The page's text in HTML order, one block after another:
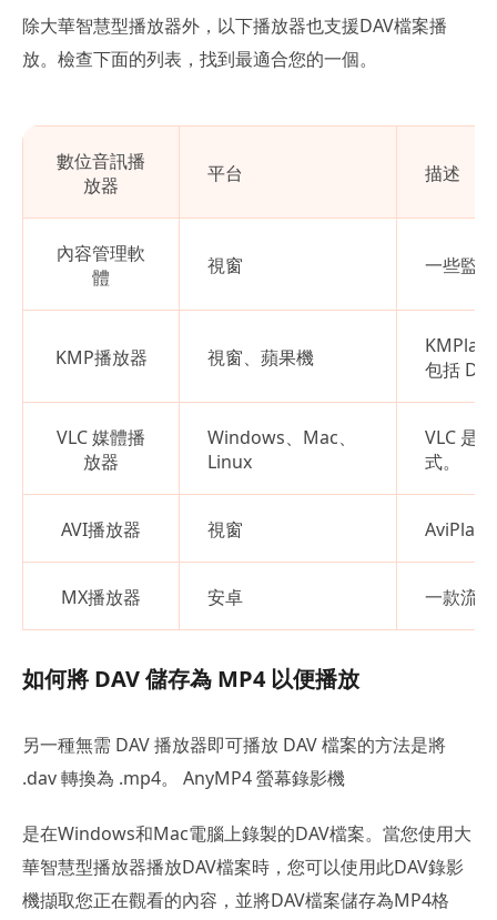
除大華智慧型播放器外，以下播放器也支援DAV檔案播
放。檢查下面的列表，找到最適合您的一個。
數位音訊播
放器
平台 描述
內容管理軟
體
視窗 一些監
KMP播放器 視窗、蘋果機
包括
VLC 媒體播
放器
Windows、Mac、
Linux
VLC 是
式。
AVI播放器 視窗
MX播放器 安卓 一款流
如何將 DAV 儲存為 MP4 以便播放
另一種無需 DAV 播放器即可播放 DAV 檔案的方法是將
.dav 轉換為 .mp4。 AnyMP4 螢幕錄影機
是在Windows和Mac電腦上錄製的DAV檔案。當您使用大
華智慧型播放器播放DAV檔案時，您可以使用此DAV錄影
機擷取您正在觀看的內容，並將DAV檔案儲存為MP4格